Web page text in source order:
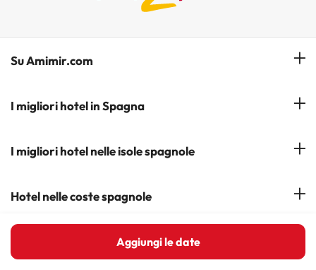
Aggiungi le date
Su Amimir.com
Il Nostro Team
Iscrivetevi alla nostra newsletter
I migliori hotel in Spagna
Hotel a Salou
Hotel a Cádiz
Hotel a Torremolinos
I migliori hotel nelle isole spagnole
Hotel a Tenerife
Hotel nelle coste spagnole
Costa del Sol
Costa Blanca